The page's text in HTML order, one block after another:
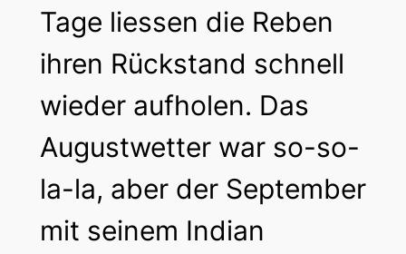
Tage liessen die Reben
ihren Rückstand schnell
wieder aufholen. Das
Augustwetter war so-so-
la-la, aber der September
mit seinem Indian